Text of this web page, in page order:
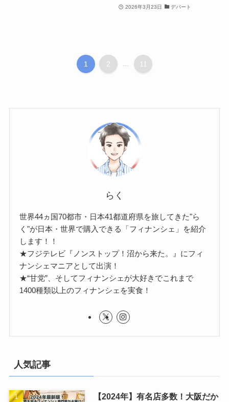
2026年3月23日 デパート
1 2 11
らく
世界44ヵ国70都市・日本41都道府県を旅してきた"ら
く"が日本・世界で購入できる「フィナンシェ」を紹介
します！！
★フジテレビ『ノンストップ！沼から来た。』にフィ
ナンシェマニアとして出演！
★“甘党”、そしてフィナンシェが大好きでこれまで
1400種類以上のフィナンシェを実食！
人気記事
【2024年】有名店多数！大阪だか